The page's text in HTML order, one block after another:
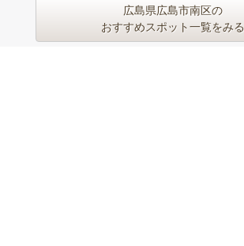
広島県広島市南区の
おすすめスポット一覧をみる